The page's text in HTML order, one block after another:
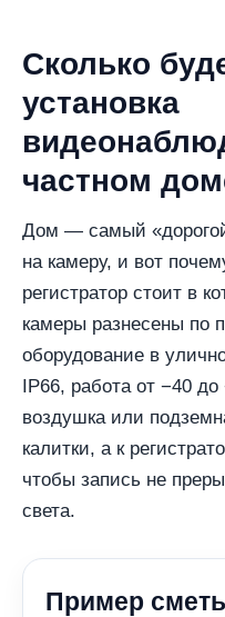
Сколько
установка
частном
Дом — самый
на камеру, и вот
регистратор стоит в
камеры разнесены по
оборудование в
IP66, работа от −40
воздушка или
калитки, а к
чтобы запись не
света.
Пример